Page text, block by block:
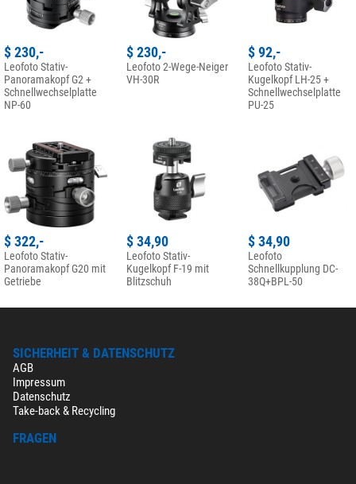
$ 230,-
Leofoto Stativ-
Panoramakopf G2 +
Schnellwechselplatte
NP-60
$ 230,-
Leofoto 2-Wege-Neiger
VH-30R
$ 92,-
Leofoto Stativ-
Kugelkopf LH-25 +
Schnellwechselplatte
PU-25
$ 322,-
Leofoto Stativ-
Panoramakopf G20 mit
Getriebe
$ 34,90
Leofoto Stativ-
Kugelkopf F-19 mit
Blitzschuh
$ 34,90
Leofoto
Schnellkupplung DC-
38Q+BPL-50
SICHERHEIT & DATENSCHUTZ
AGB
Impressum
Datenschutz
Take-back & Recycling
FRAGEN